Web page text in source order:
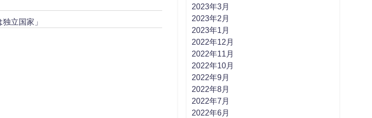
立国家」
2023年3月
2023年2月
2023年1月
2022年12月
2022年11月
2022年10月
2022年9月
2022年8月
2022年7月
2022年6月